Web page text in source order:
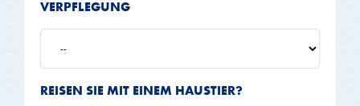
VERPFLEGUNG
REISEN SIE MIT EINEM HAUSTIER?